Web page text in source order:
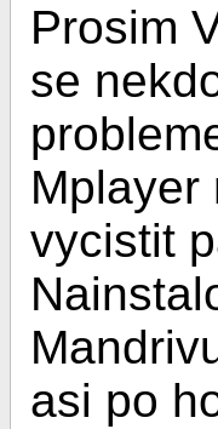
Prosim
se
Mplayer
vycistit
asi po